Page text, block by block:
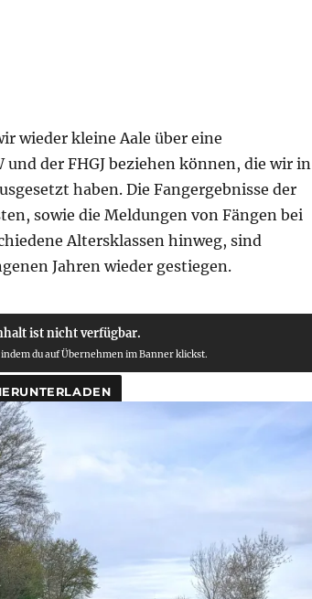
wieder kleine Aale über eine
und der FHGJ beziehen können, die wir in
haben. Die Fangergebnisse der
sowie die Meldungen von Fängen bei
Altersklassen hinweg, sind
Jahren wieder gestiegen.
ist nicht verfügbar.
du auf Übernehmen im Banner klickst.